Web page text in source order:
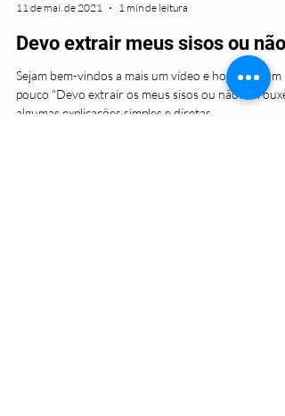
11 de mai. de 2021
1 min de leitura
Devo extrair meus sisos ou
Sejam bem-vindos a mais um vídeo e hoje direi um
pouco "Devo extrair os meus sisos ou não?". Trouxe
algumas explicações simples e diretas...